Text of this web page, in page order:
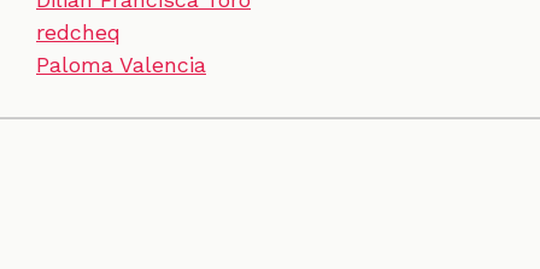
redcheq
Paloma Valencia